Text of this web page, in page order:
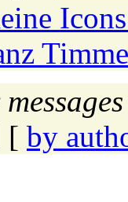
[ by